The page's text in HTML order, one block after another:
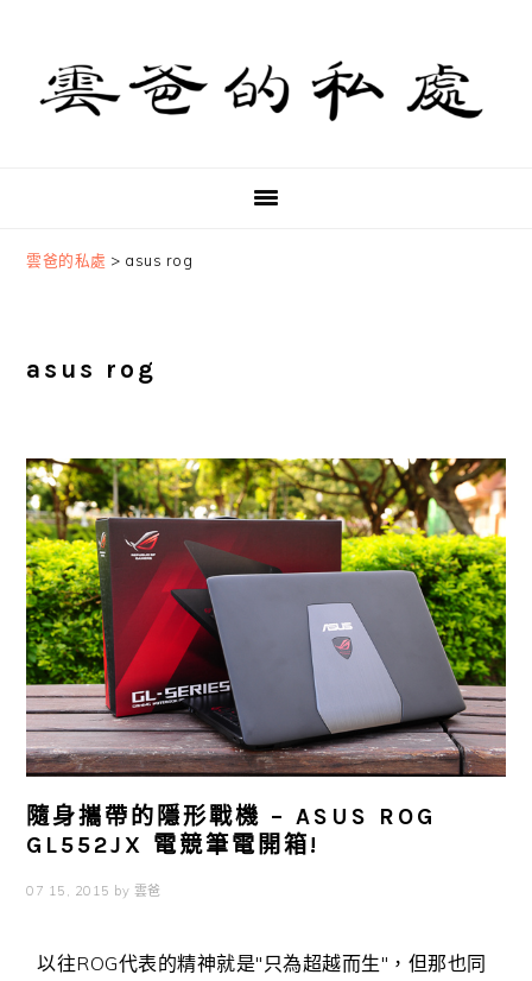
primary
navigation
content
primary
sidebar
雲爸的私處 > asus rog
asus rog
隨身攜帶的隱形戰機 – ASUS ROG
GL552JX 電競筆電開箱!
07 15, 2015 by 雲爸
以往ROG代表的精神就是"只為超越而生"，但那也同